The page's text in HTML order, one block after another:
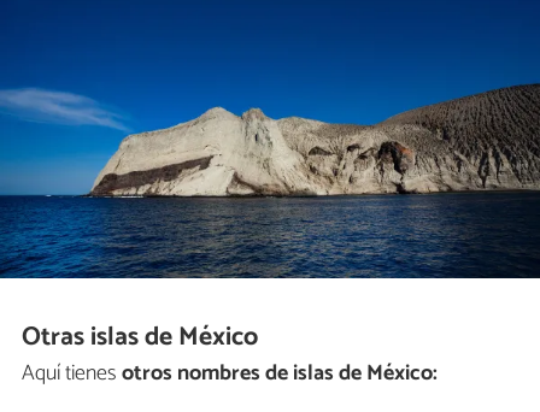
Otras islas de México
Aquí tienesotros nombres de islas de México: